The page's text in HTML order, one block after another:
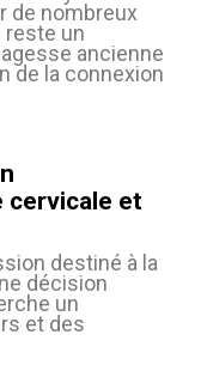
de nombreux
reste un
ancienne
de la connexion
cervicale et
destiné à la
décision
un
et des